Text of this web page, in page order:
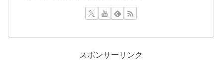
スポンサーリンク